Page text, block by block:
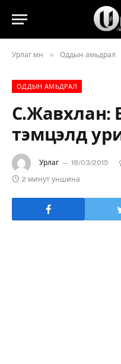
Урлаг.мн » Оддын амьдрал
ОДДЫН АМЬДРАЛ
С.Жавхлан:
тэмцэлд
Урлаг 18/03/2015
2 минут уншина